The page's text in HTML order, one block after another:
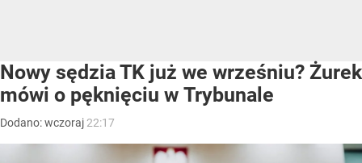
Nowy sędzia TK już we wrześniu? Żurek
mówi o pęknięciu w Trybunale
Dodano:wczoraj 22:17